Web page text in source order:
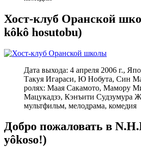
Хост-клуб Оранской
kôkô hosutobu)
Дата выхода: 4 апреля 2006 г.,
Такуя Игараси, Ю Нобута, Син
ролях: Маая Сакамото, Мамору
Мацукадзэ, Кэнъити Судзумура
мультфильм, мелодрама, комедия
Добро пожаловать в
yôkoso!)